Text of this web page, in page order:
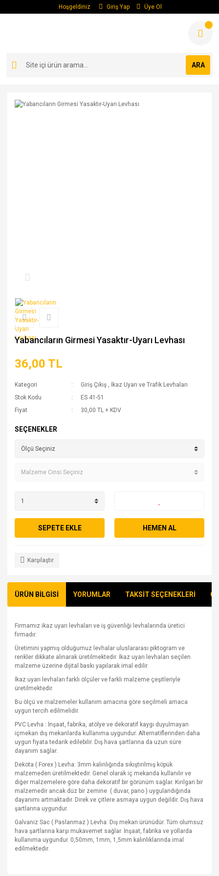
Hoşgeldiniz Giriş Yap Üye Ol
ARA
Yabancıların Girmesi Yasaktır-Uyarı Levhası
36,00 TL
Kategori Giriş Çıkış , İkaz Uyarı ve Trafik Levhaları
Stok Kodu
ES 41-51
Fiyat
30,00 TL + KDV
SEÇENEKLER
SEPETE EKLE HEMEN AL
Karşılaştır
ÜRÜN BİLGİSİ YORUMLAR TAKSİT SEÇENEKLERİ
Firmamız ikaz uyarı levhaları ve iş güvenliği levhalarında üretici
firmadır.
Üretimini yapmış olduğumuz levhalar uluslararası piktogram ve
renkler dikkate alınarak üretilmektedir. İkaz uyarı levhaları seçilen
malzeme üzerine dijital baskı yapılarak imal edilir.
İkaz uyarı levhaları farklı ölçüler ve farklı malzeme çeşitleriyle
üretilmektedir.
Bu ölçü ve malzemeler kullanım amacına göre seçilmeli amaca
uygun tercih edilmelidir.
PVC Levha : İnşaat, fabrika, atölye ve dekoratif kaygı duyulmayan
içmekan dış mekanlarda kullanıma uygundur. Alternatiflerinden daha
uygun fiyata tedarik edilebilir. Dış hava şartlarına da uzun süre
dayanım sağlar.
Dekota ( Forex ) Levha: 3mm kalınlığında sıkıştırılmış köpük
malzemeden üretilmektedir. Genel olarak iç mekanda kullanılır ve
diğer malzemelere göre daha dekoratif bir görünüm sağlar. Kırılgan bir
malzemedir ancak düz bir zemine ( duvar, pano ) uygulandığında
dayanımı artmaktadır. Direk ve çitlere asmaya uygun değildir. Dış hava
şartlarına uygundur.
Galvaniz Sac ( Paslanmaz ) Levha: Dış mekan ürünüdür. Tüm olumsuz
hava şartlarına karşı mukavemet sağlar. İnşaat, fabrika ve yollarda
kullanıma uygundur. 0,50mm, 1mm, 1,5mm kalınlıklarında imal
edilmektedir.